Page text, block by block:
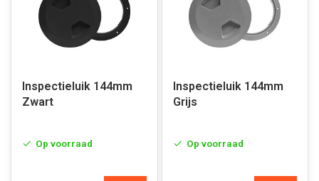
Inspectieluik 144mm
Zwart
Op voorraad
Inspectieluik 144mm
Grijs
Op voorraad